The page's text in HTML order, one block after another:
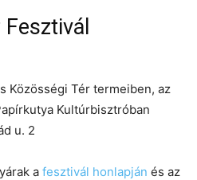
Közösségi Tér termeiben, az
Kultúrbisztróban
u. 2
a fesztivál honlapján és az